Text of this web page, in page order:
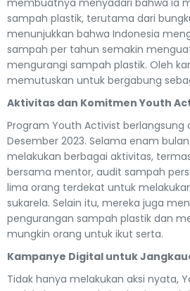
membuatnya menyadari bahwa ia
sampah plastik, terutama dari
menunjukkan bahwa Indonesia
sampah per tahun semakin
mengurangi sampah plastik. Oleh
memutuskan untuk bergabung
Aktivitas dan Komitmen Youth
Program Youth Activist berlangsung
Desember 2023. Selama enam
melakukan berbagai aktivitas,
bersama mentor, audit sampah
lima orang terdekat untuk
sukarela. Selain itu, mereka juga
pengurangan sampah plastik dan
mungkin orang untuk ikut serta.
Kampanye Digital untuk
Tidak hanya melakukan aksi nyata,